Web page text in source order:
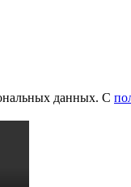
данных. С